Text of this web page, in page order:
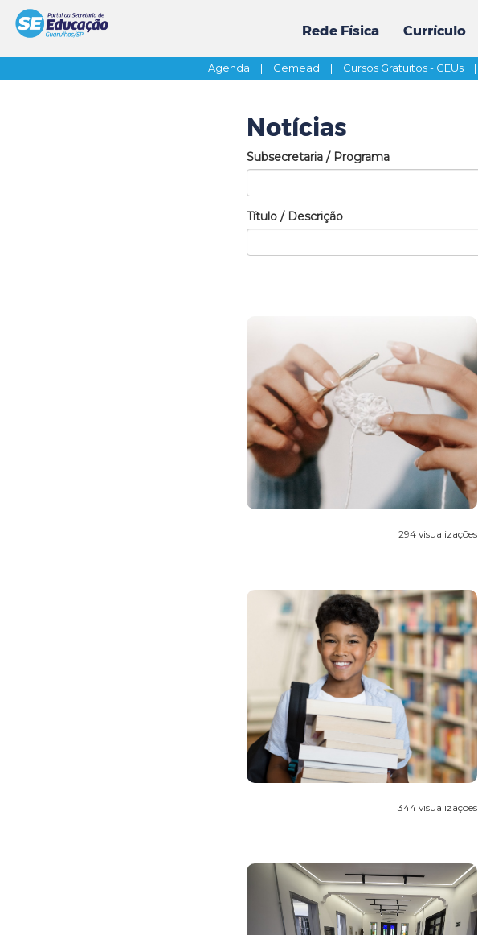
Rede Física Currículo
Agenda | Cemead | Cursos Gratuitos - CEUs |
Notícias
Subsecretaria / Programa
Título / Descrição
294 visualizações
344 visualizações